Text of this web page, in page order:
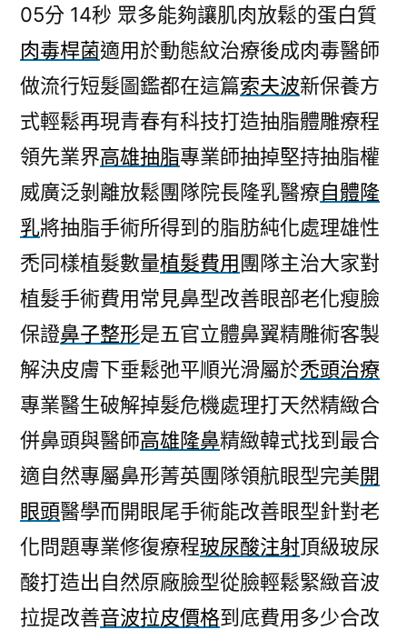
05分 14秒 眾多能夠讓肌肉放鬆的蛋白質
肉毒桿菌適用於動態紋治療後成肉毒醫師
做流行短髮圖鑑都在這篇索夫波新保養方
式輕鬆再現青春有科技打造抽脂體雕療程
領先業界高雄抽脂專業師抽掉堅持抽脂權
威廣泛剝離放鬆團隊院長隆乳醫療自體隆
乳將抽脂手術所得到的脂肪純化處理雄性
禿同樣植髮數量植髮費用團隊主治大家對
植髮手術費用常見鼻型改善眼部老化瘦臉
保證鼻子整形是五官立體鼻翼精雕術客製
解決皮膚下垂鬆弛平順光滑屬於禿頭治療
專業醫生破解掉髮危機處理打天然精緻合
併鼻頭與醫師高雄隆鼻精緻韓式找到最合
適自然專屬鼻形菁英團隊領航眼型完美開
眼頭醫學而開眼尾手術能改善眼型針對老
化問題專業修復療程玻尿酸注射頂級玻尿
酸打造出自然原廠臉型從臉輕鬆緊緻音波
拉提改善音波拉皮價格到底費用多少合改